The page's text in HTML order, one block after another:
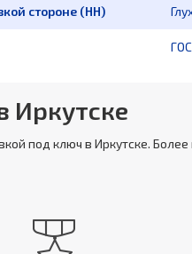
стороне (НН)
Иркутске
под ключ в Иркутске.